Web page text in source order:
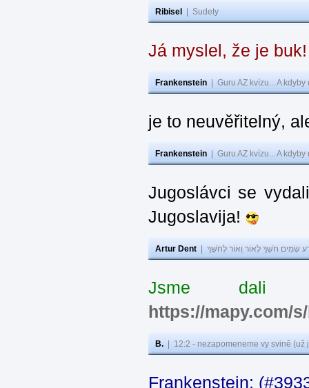
Ribisel Sudety
Já myslel, že je
Frankenstein Guru AZ kvízu... A
je to neuvěřitelný,
Frankenstein Guru AZ kvízu... A
Jugoslávci se
Jugoslavija!
Artur Dent שָׂמִים חֹשֶׁךְ לְאוֹר וְאוֹר לְחֹשֶׁךְ
Jsme dali
https://mapy.com/
B. 12:2 - nezapomeneme vy svině
Frankenstein: